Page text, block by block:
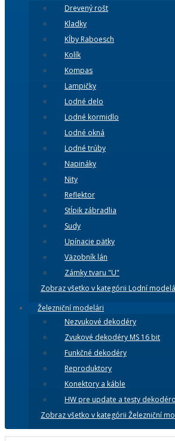
Drevený rošt
Kladky
Kĺby Raboesch
Kolík
Kompas
Lampičky
Lodné delo
Lodné kormidlo
Lodné okná
Lodné trúby
Napináky
Nity
Reflektor
Stĺpik zábradlia
Sudy
Upínacie pätky
Väzobník lán
Zámky tvaru "U"
Zobraz všetko v kategórii Lodní
Železniční modelári
Nezvukové dekodéry
Zvukové dekodéry MS 16 bit
Funkčné dekodéry
Reproduktory
Konektory a káble
HW pre update a testy
Zobraz všetko v kategórii Železniční